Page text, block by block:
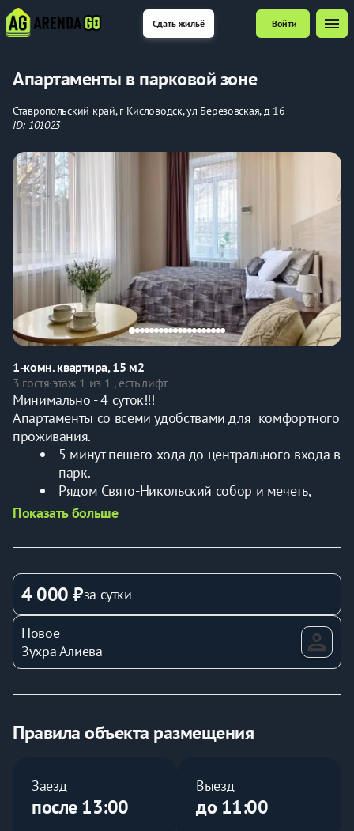
Сдать жильё Войти menu
Апартаменты в парковой зоне
Ставропольский край, г Кисловодск, ул Березовская, д 16
ID: 101023
1-комн. квартира, 15 м2
3 гостя·этаж 1 из 1 , есть лифт
Минимально - 4 суток!!!
Апартаменты со всеми удобствами для  комфортного
проживания.
5 минут пешего хода до центрального входа в
парк.
Рядом Свято-Никольский собор и мечеть,
Магнит, Магнит-косметик, Аптеки, столовые.
В номере есть все необходимое для
техника, Smart-телевизоры.
Хорошая двуспальная кровать Box-Spring,
шифоньер для одежды, рабочий стол и
диван-кровать.
В апартаментах  С/У с ванной.
Заезд после 13:00, выезд до 11:00.
Показать больше
4 000 ₽за сутки
Новое
Зухра Алиева
Правила объекта размещения
Заезд
после 13:00
Выезд
до 11:00